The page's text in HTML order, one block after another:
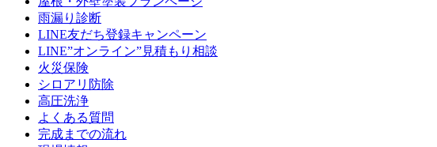
雨漏り診断
LINE友だち登録キャンペーン
LINE”オンライン”見積もり相談
火災保険
シロアリ防除
高圧洗浄
よくある質問
完成までの流れ